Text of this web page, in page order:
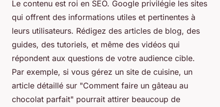
Le contenu est roi en SEO. Google privilégie les sites
qui offrent des informations utiles et pertinentes à
leurs utilisateurs. Rédigez des articles de blog, des
guides, des tutoriels, et même des vidéos qui
répondent aux questions de votre audience cible.
Par exemple, si vous gérez un site de cuisine, un
article détaillé sur "Comment faire un gâteau au
chocolat parfait" pourrait attirer beaucoup de